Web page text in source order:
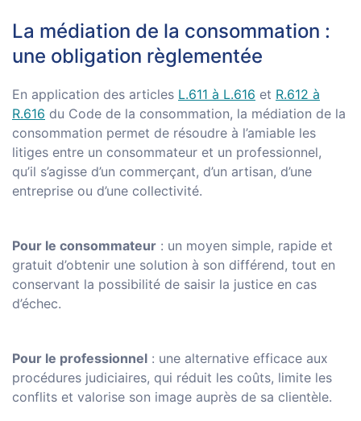
La médiation de la consommation :
une obligation règlementée
En application des articles L.611 à L.616 et R.612 à
R.616 du Code de la consommation, la médiation de la
consommation permet de résoudre à l’amiable les
litiges entre un consommateur et un professionnel,
qu’il s’agisse d’un commerçant, d’un artisan, d’une
entreprise ou d’une collectivité.
Pour le consommateur : un moyen simple, rapide et
gratuit d’obtenir une solution à son différend, tout en
conservant la possibilité de saisir la justice en cas
d’échec.
Pour le professionnel : une alternative efficace aux
procédures judiciaires, qui réduit les coûts, limite les
conflits et valorise son image auprès de sa clientèle.